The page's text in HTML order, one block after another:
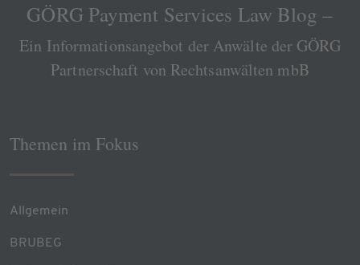
GÖRG Payment Services Law Blog –
Ein Informationsangebot der Anwälte der GÖRG
Partnerschaft von Rechtsanwälten mbB
Themen im Fokus
Allgemein
BRUBEG